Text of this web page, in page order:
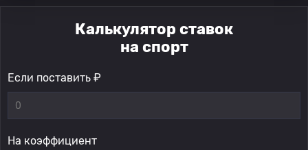
Калькулятор ставок
на спорт
Если поставить ₽
На коэффициент